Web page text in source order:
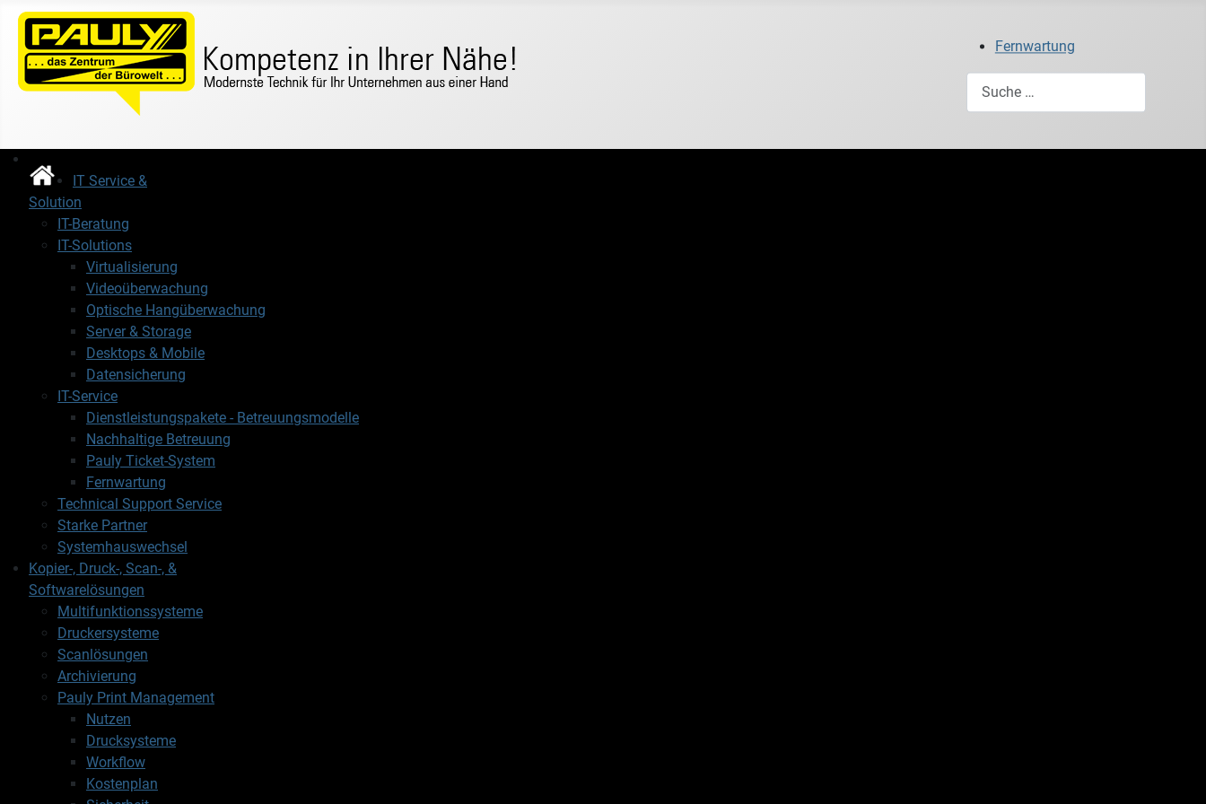
Fernwartung
IT Service &
Solution
IT-Beratung
IT-Solutions
Virtualisierung
Videoüberwachung
Optische Hangüberwachung
Server & Storage
Desktops & Mobile
Datensicherung
IT-Service
Dienstleistungspakete - Betreuungsmodelle
Nachhaltige Betreuung
Pauly Ticket-System
Fernwartung
Technical Support Service
Starke Partner
Systemhauswechsel
Kopier-, Druck-, Scan-, &
Softwarelösungen
Multifunktionssysteme
Druckersysteme
Scanlösungen
Archivierung
Pauly Print Management
Nutzen
Drucksysteme
Workflow
Kostenplan